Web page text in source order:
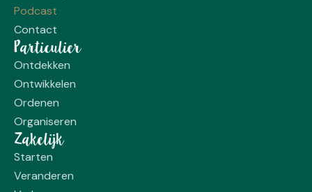
Podcast
Contact
Particulier
Ontdekken
Ontwikkelen
Ordenen
Organiseren
Zakelijk
Starten
Veranderen